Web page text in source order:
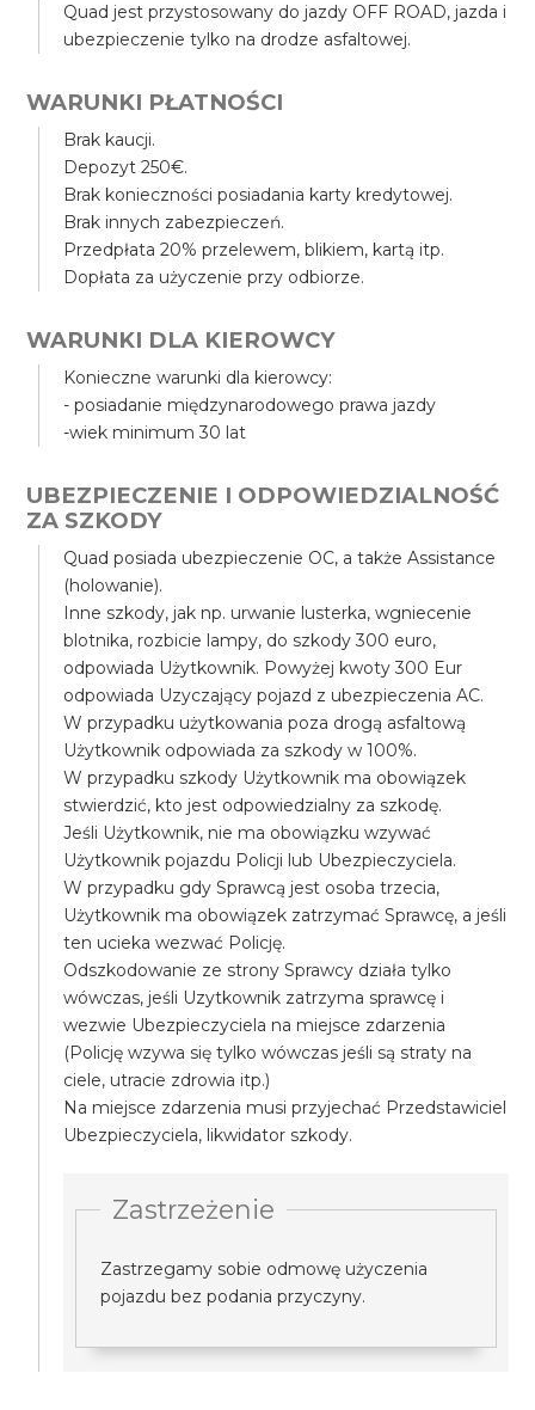
Quad jest przystosowany do jazdy OFF ROAD, jazda i
ubezpieczenie tylko na drodze asfaltowej.
WARUNKI PŁATNOŚCI
Brak kaucji.
Depozyt 250€.
Brak konieczności posiadania karty kredytowej.
Brak innych zabezpieczeń.
Przedpłata 20% przelewem, blikiem, kartą itp.
Dopłata za użyczenie przy odbiorze.
WARUNKI DLA KIEROWCY
Konieczne warunki dla kierowcy:
- posiadanie międzynarodowego prawa jazdy
-wiek minimum 30 lat
UBEZPIECZENIE I ODPOWIEDZIALNOŚĆ
ZA SZKODY
Quad posiada ubezpieczenie OC, a także Assistance
(holowanie).
Inne szkody, jak np. urwanie lusterka, wgniecenie
blotnika, rozbicie lampy, do szkody 300 euro,
odpowiada Użytkownik. Powyżej kwoty 300 Eur
odpowiada Uzyczający pojazd z ubezpieczenia AC.
W przypadku użytkowania poza drogą asfaltową
Użytkownik odpowiada za szkody w 100%.
W przypadku szkody Użytkownik ma obowiązek
stwierdzić, kto jest odpowiedzialny za szkodę.
Jeśli Użytkownik, nie ma obowiązku wzywać
Użytkownik pojazdu Policji lub Ubezpieczyciela.
W przypadku gdy Sprawcą jest osoba trzecia,
Użytkownik ma obowiązek zatrzymać Sprawcę, a jeśli
ten ucieka wezwać Policję.
Odszkodowanie ze strony Sprawcy działa tylko
wówczas, jeśli Uzytkownik zatrzyma sprawcę i
wezwie Ubezpieczyciela na miejsce zdarzenia
(Policję wzywa się tylko wówczas jeśli są straty na
ciele, utracie zdrowia itp.)
Na miejsce zdarzenia musi przyjechać Przedstawiciel
Ubezpieczyciela, likwidator szkody.
Zastrzeżenie
Zastrzegamy sobie odmowę użyczenia
pojazdu bez podania przyczyny.